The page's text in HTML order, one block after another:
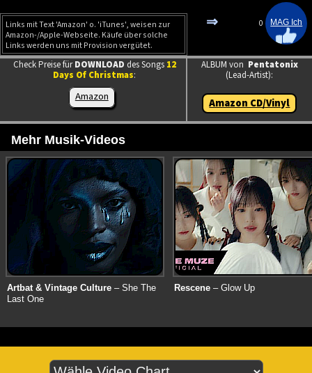
Links mit Text 'Amazon' o. 'iTunes', weisen zur
Amazon-/Apple-Webseite. Käufe über solche
Links werden uns mit Provision vergütet.
⇒ 0
Check Preise fürDOWNLOAD des Songs 12
Days Of Christmas:
Amazon
ALBUM von Pentatonix
(Lead-Artist):
Amazon CD/Vinyl
Mehr Musik-Videos
Artbat & Vintage Culture – She The
Last One
Rescene – Glow Up